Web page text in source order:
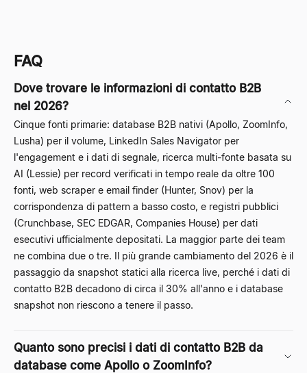
FAQ
Dove trovare le informazioni di contatto B2B
nel 2026?
Cinque fonti primarie: database B2B nativi (Apollo, ZoomInfo,
Lusha) per il volume, LinkedIn Sales Navigator per
l'engagement e i dati di segnale, ricerca multi-fonte basata su
AI (Lessie) per record verificati in tempo reale da oltre 100
fonti, web scraper e email finder (Hunter, Snov) per la
corrispondenza di pattern a basso costo, e registri pubblici
(Crunchbase, SEC EDGAR, Companies House) per dati
esecutivi ufficialmente depositati. La maggior parte dei team
ne combina due o tre. Il più grande cambiamento del 2026 è il
passaggio da snapshot statici alla ricerca live, perché i dati di
contatto B2B decadono di circa il 30% all'anno e i database
snapshot non riescono a tenere il passo.
Quanto sono precisi i dati di contatto B2B da
database come Apollo o ZoomInfo?